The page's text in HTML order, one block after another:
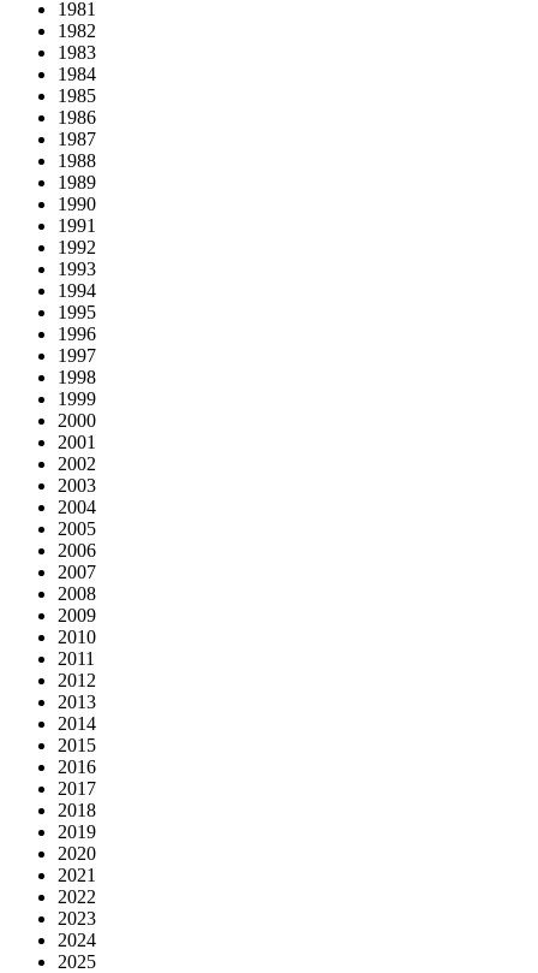
1981
1982
1983
1984
1985
1986
1987
1988
1989
1990
1991
1992
1993
1994
1995
1996
1997
1998
1999
2000
2001
2002
2003
2004
2005
2006
2007
2008
2009
2010
2011
2012
2013
2014
2015
2016
2017
2018
2019
2020
2021
2022
2023
2024
2025